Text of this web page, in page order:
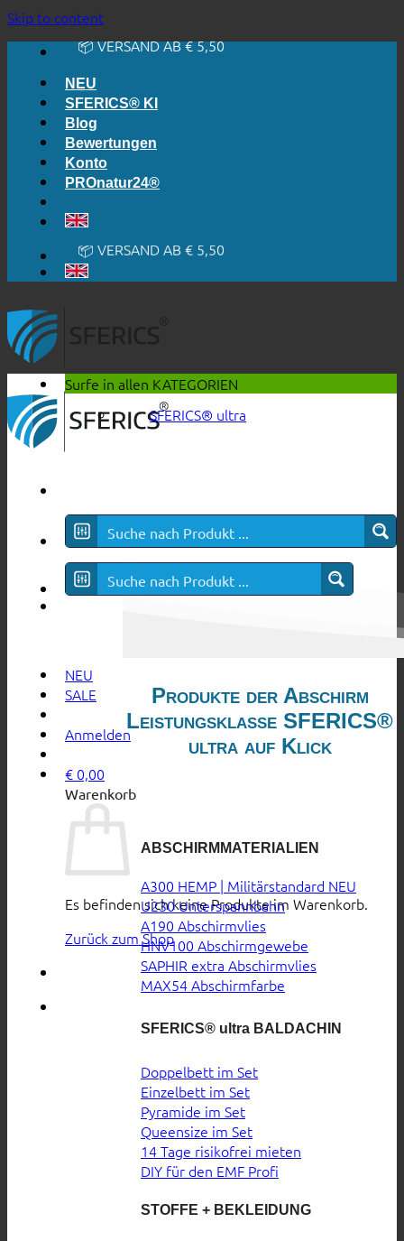
Skip to content🔆 EHRLICH. TRANSPARENT.
📦 VERSAND AB € 5,50
NEU
SFERICS® KI
Blog
Bewertungen
Konto
PROnatur24®
🔆 EHRLICH. TRANSPARENT.
🔖 KAUF AUF RECHNUNG
NEU
SALE
Anmelden
€ 0,00
Warenkorb
Es befinden sich keine Produkte im Warenkorb.
Zurück zum Shop
Surfe in allen KATEGORIEN
SFERICS® ultra
Produkte der Abschirm
Leistungsklasse SFERICS®
ultra auf Klick
ABSCHIRMMATERIALIEN
A300 HEMP | Militärstandard
U230 Unterspannbahn
A190 Abschirmvlies
HNV100 Abschirmgewebe
SAPHIR extra Abschirmvlies
MAX54 Abschirmfarbe
SFERICS® ultra BALDACHIN
Doppelbett im Set
Einzelbett im Set
Pyramide im Set
Queensize im Set
14 Tage risikofrei mieten
DIY für den EMF Profi
STOFFE + BEKLEIDUNG